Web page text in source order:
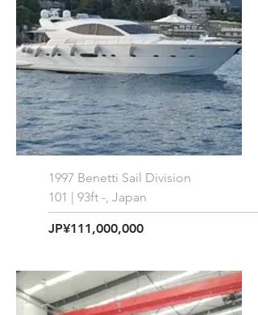
1997 Benetti Sail Division
101 | 93ft -, Japan
価格
JP¥111,000,000